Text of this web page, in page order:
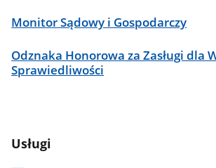
Monitor Sądowy i Gospodarczy
Odznaka Honorowa za Zasługi dla
Sprawiedliwości
Usługi